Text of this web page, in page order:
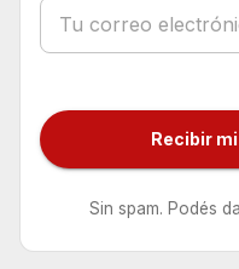
Recibir
Sin spam. Podés